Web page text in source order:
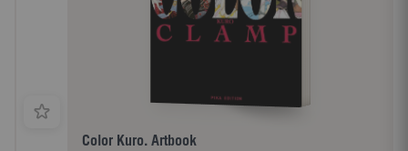
Color Kuro. Artbook